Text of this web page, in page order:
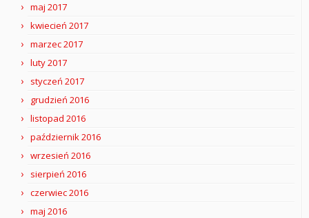
maj 2017
kwiecień 2017
marzec 2017
luty 2017
styczeń 2017
grudzień 2016
listopad 2016
październik 2016
wrzesień 2016
sierpień 2016
czerwiec 2016
maj 2016